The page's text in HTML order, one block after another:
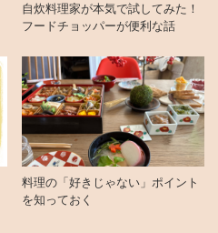
自炊料理家が本気で試してみた！
フードチョッパーが便利な話
料理の「好きじゃない」ポイント
を知っておく